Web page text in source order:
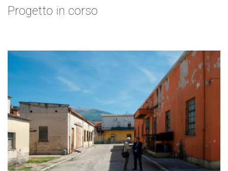
Progetto in corso